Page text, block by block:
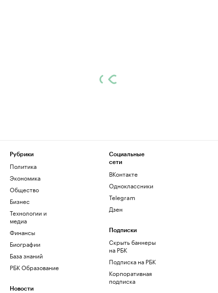
Рубрики
Политика
Экономика
Общество
Бизнес
Технологии и
медиа
Финансы
Биографии
База знаний
РБК Образование
Новости
Социальные
сети
ВКонтакте
Одноклассники
Telegram
Дзен
Подписки
Скрыть баннеры
на РБК
Подписка на РБК
Корпоративная
подписка